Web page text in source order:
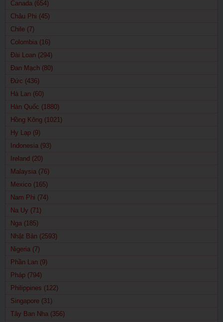
Canada (654)
Châu Phi (45)
Chile (7)
Colombia (16)
Đài Loan (294)
Đan Mạch (80)
Đức (436)
Hà Lan (60)
Hàn Quốc (1880)
Hồng Kông (1021)
Hy Lạp (9)
Indonesia (93)
Ireland (20)
Malaysia (76)
Mexico (165)
Nam Phi (74)
Na Uy (71)
Nga (185)
Nhật Bản (2593)
Nigeria (7)
Phần Lan (9)
Pháp (794)
Philippines (122)
Singapore (31)
Tây Ban Nha (356)